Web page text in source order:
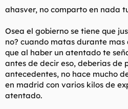
ahasver, no comparto en nada
Osea el gobierno se tiene que
no? cuando matas durante mas
que al haber un atentado te
antes de decir eso, deberias de
antecedentes, no hace mucho
en madrid con varios kilos de
atentado.